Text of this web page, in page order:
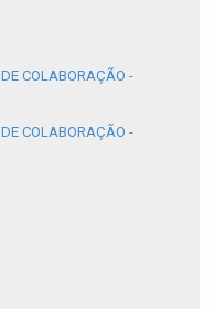
COLABORAÇÃO -
COLABORAÇÃO -